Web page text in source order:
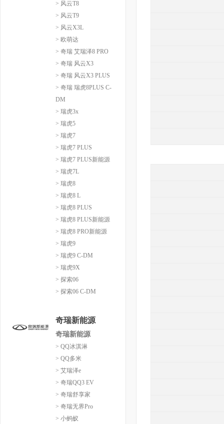
> 风云T8
> 风云T9
> 风云X3L
> 欧萌达
> 奇瑞 艾瑞泽8 PRO
> 奇瑞 风云X3
> 奇瑞 风云X3 PLUS
> 奇瑞 瑞虎8PLUS C-
DM
> 瑞虎3x
> 瑞虎5
> 瑞虎7
> 瑞虎7 PLUS
> 瑞虎7 PLUS新能源
> 瑞虎7L
> 瑞虎8
> 瑞虎8 L
> 瑞虎8 PLUS
> 瑞虎8 PLUS新能源
> 瑞虎8 PRO新能源
> 瑞虎9
> 瑞虎9 C-DM
> 瑞虎9X
> 探索06
> 探索06 C-DM
奇瑞新能源
奇瑞新能源
> QQ冰淇淋
> QQ多米
> 艾瑞泽e
> 奇瑞QQ3 EV
> 奇瑞舒享家
> 奇瑞无界Pro
> 小蚂蚁